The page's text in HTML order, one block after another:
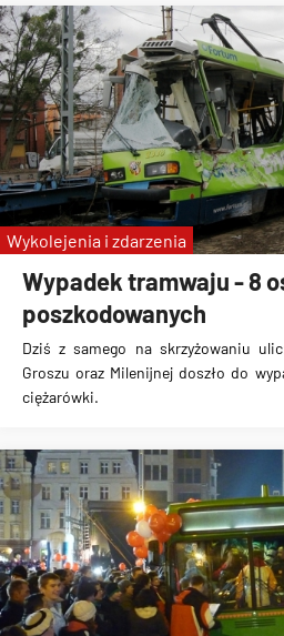
Wypadek tramwaju - 8
poszkodowanych
Dziś z samego na skrzyżowaniu
Groszu oraz Milenijnej doszło do
ciężarówki.
Wykolejenia i zdarzenia